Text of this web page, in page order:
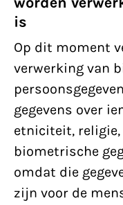
is
Op dit moment
verwerking van
gegevens over
etniciteit,
biometrische
omdat die
zijn voor de